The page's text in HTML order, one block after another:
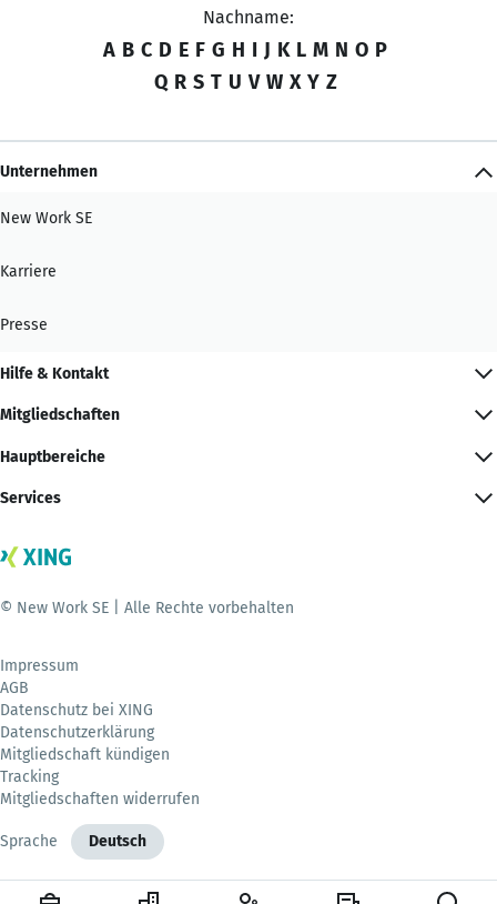
Nachname:
A B C D E F G H I J K L M N O P
Q R S T U V W X Y Z
Unternehmen
New Work SE
Karriere
Presse
Hilfe & Kontakt
Mitgliedschaften
Hauptbereiche
Services
© New Work SE | Alle Rechte vorbehalten
Impressum
AGB
Datenschutz bei XING
Datenschutzerklärung
Mitgliedschaft kündigen
Tracking
Mitgliedschaften widerrufen
Sprache Deutsch